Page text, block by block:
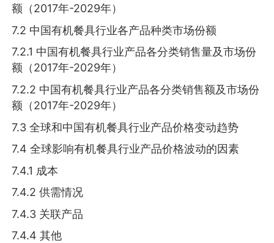
额（2017年-2029年）
7.2 中国有机餐具行业各产品种类市场份额
7.2.1 中国有机餐具行业产品各分类销售量及市场份
额（2017年-2029年）
7.2.2 中国有机餐具行业产品各分类销售额及市场份
额（2017年-2029年）
7.3 全球和中国有机餐具行业产品价格变动趋势
7.4 全球影响有机餐具行业产品价格波动的因素
7.4.1 成本
7.4.2 供需情况
7.4.3 关联产品
7.4.4 其他